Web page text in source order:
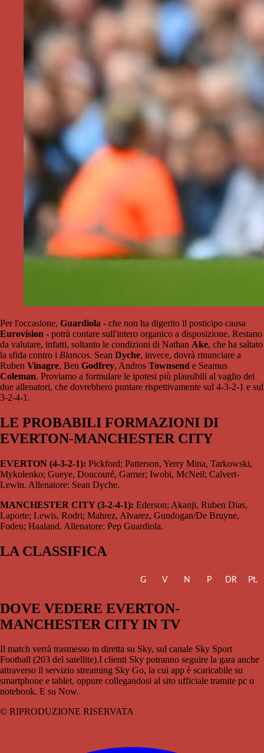
Per l'occasione, Guardiola - che non ha digerito il posticipo causa
Eurovision - potrà contare sull'intero organico a disposizione. Restano
da valutare, infatti, soltanto le condizioni di Nathan Ake, che ha saltato
la sfida contro i Blancos. Sean Dyche, invece, dovrà rinunciare a
Ruben Vinagre, Ben Godfrey, Andros Townsend e Seamus
Coleman. Proviamo a formulare le ipotesi più plausibili al vaglio dei
due allenatori, che dovrebbero puntare rispettivamente sul 4-3-2-1 e sul
3-2-4-1.
LE PROBABILI FORMAZIONI DI
EVERTON-MANCHESTER CITY
EVERTON (4-3-2-1): Pickford; Patterson, Yerry Mina, Tarkowski,
Mykolenko; Gueye, Doucouré, Garner; Iwobi, McNeil; Calvert-
Lewin. Allenatore: Sean Dyche.
MANCHESTER CITY (3-2-4-1): Ederson; Akanji, Ruben Dias,
Laporte; Lewis, Rodri; Mahrez, Alvarez, Gundogan/De Bruyne,
Foden; Haaland. Allenatore: Pep Guardiola.
LA CLASSIFICA
G V N P DR Pt.
DOVE VEDERE EVERTON-
MANCHESTER CITY IN TV
Il match verrà trasmesso in diretta su Sky, sul canale Sky Sport
Football (203 del satellite).I clienti Sky potranno seguire la gara anche
attraverso il servizio streaming Sky Go, la cui app è scaricabile su
smartphone e tablet, oppure collegandosi al sito ufficiale tramite pc o
notebook. E su Now.
© RIPRODUZIONE RISERVATA